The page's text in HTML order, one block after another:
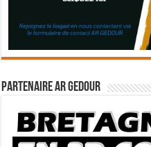
Partenaire Ar Gedour